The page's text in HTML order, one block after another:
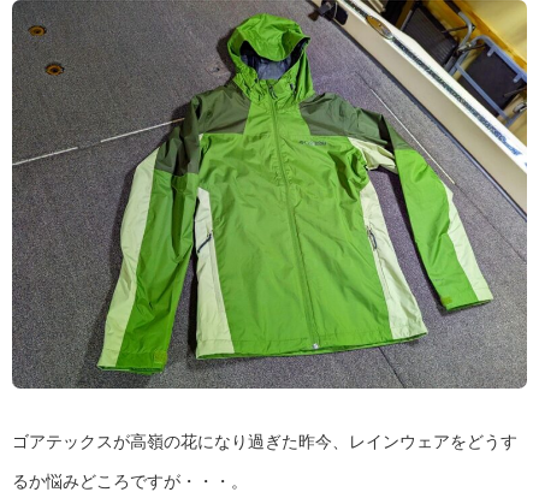
ゴアテックスが高嶺の花になり過ぎた昨今、レインウェアをどうす
るか悩みどころですが・・・。